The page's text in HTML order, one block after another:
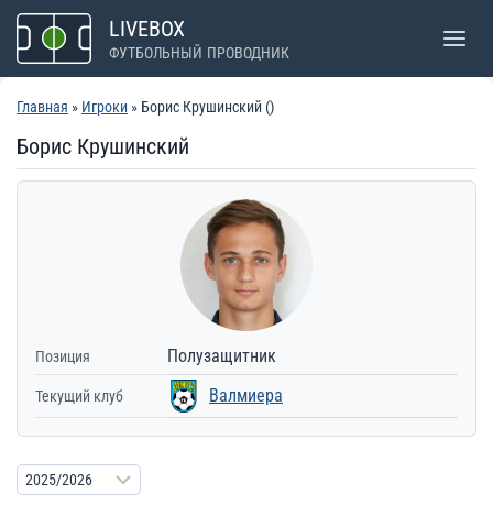
Перейти
содержимому
LIVEBOX
ФУТБОЛЬНЫЙ ПРОВОДНИК
Главная » Игроки » Борис Крушинский ()
Борис Крушинский
Позиция Полузащитник
Текущий клуб Валмиера